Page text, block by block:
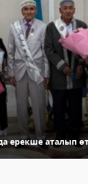
ерекше аталып